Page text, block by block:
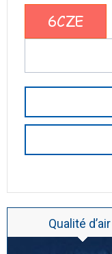
Qualité d’air